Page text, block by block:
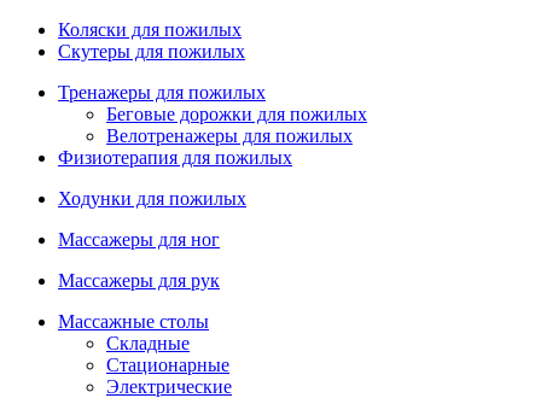
Коляски для пожилых
Скутеры для пожилых
Тренажеры для пожилых
Беговые дорожки для пожилых
Велотренажеры для пожилых
Физиотерапия для пожилых
Ходунки для пожилых
Массажеры для ног
Массажеры для рук
Массажные столы
Складные
Стационарные
Электрические